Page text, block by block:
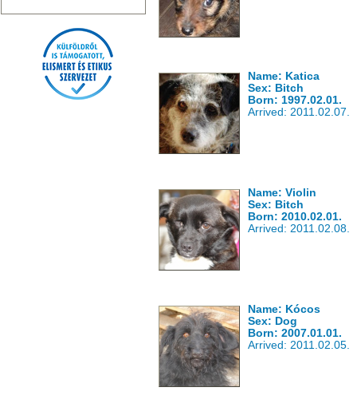
Name: Katica
Sex: Bitch
Born: 1997.02.01.
Arrived: 2011.02.07.
Name: Violin
Sex: Bitch
Born: 2010.02.01.
Arrived: 2011.02.08.
Name: Kócos
Sex: Dog
Born: 2007.01.01.
Arrived: 2011.02.05.